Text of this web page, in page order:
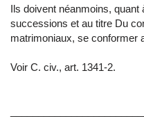
Ils doivent néanmoins,
successions et au titre Du
matrimoniaux, se conformer
Voir C. civ., art. 1341-2.